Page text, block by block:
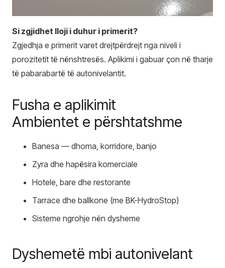
Si zgjidhet lloji i duhur i primerit?
Zgjedhja e primerit varet drejtpërdrejt nga niveli i
porozitetit të nënshtresës. Aplikimi i gabuar çon në tharje
të pabarabartë të autonivelantit.
Fusha e aplikimit
Ambientet e përshtatshme
Banesa — dhoma, korridore, banjo
Zyra dhe hapësira komerciale
Hotele, bare dhe restorante
Tarrace dhe ballkone (me BK-HydroStop)
Sisteme ngrohje nën dysheme
Dyshemetë mbi autonivelant